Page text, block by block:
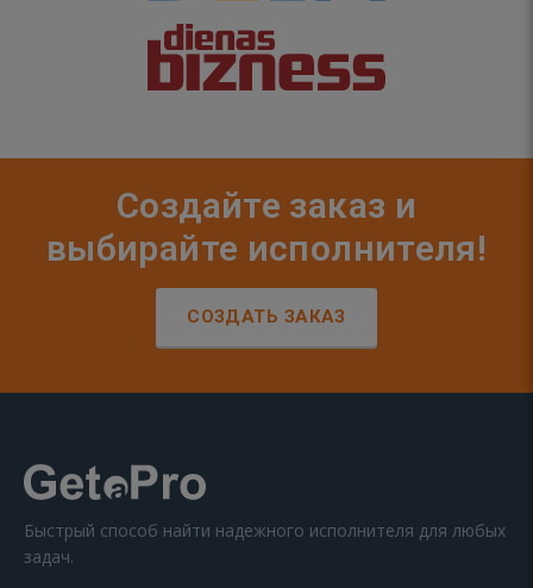
Создайте заказ и
выбирайте исполнителя!
СОЗДАТЬ ЗАКАЗ
Быстрый способ найти надежного исполнителя для любых
задач.